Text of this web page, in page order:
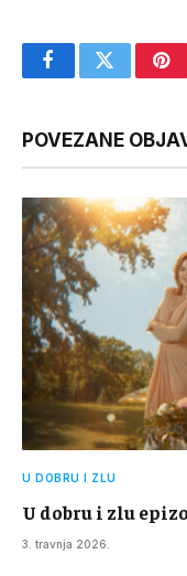
FacebookTwitter
POVEZANE
U DOBRU I ZLU
U dobru i zlu
3. travnja 2026.